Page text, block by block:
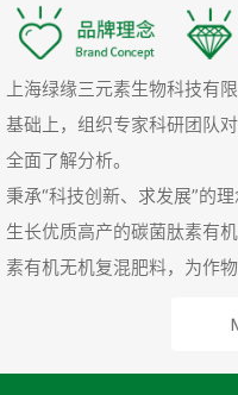
上海绿缘三元素生物科技有
基础上，组织专家科研团队
全面了解分析。
秉承“科技创新、求发展”的
生长优质高产的碳菌肽素有
素有机无机复混肥料，为作